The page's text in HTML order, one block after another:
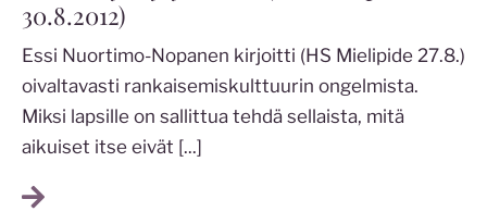
30.8.2012)
Essi Nuortimo-Nopanen kirjoitti (HS Mielipide 27.8.)
oivaltavasti rankaisemiskulttuurin ongelmista.
Miksi lapsille on sallittua tehdä sellaista, mitä
aikuiset itse eivät [...]